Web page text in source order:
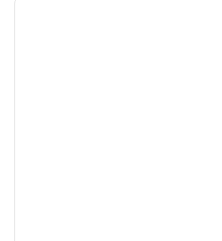
第 1 頁，共 12 頁